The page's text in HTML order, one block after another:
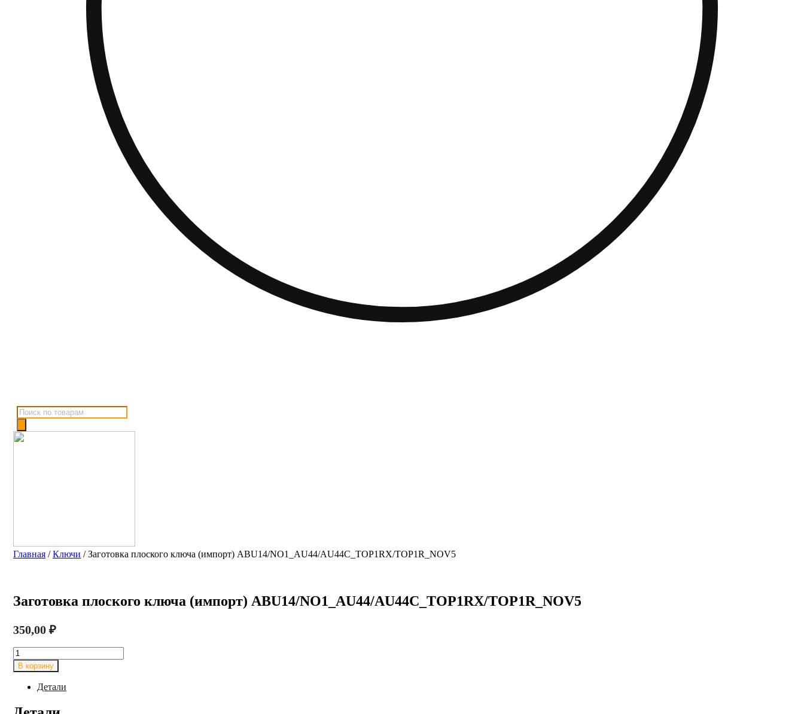
Поиск
товаров
Главная /Ключи / Заготовка плоского ключа (импорт) ABU14/NO1_AU44/AU44C_TOP1RX/TOP1R_NOV5
Заготовка плоского ключа (импорт) ABU14/NO1_AU44/AU44C_TOP1RX/TOP1R_NOV5
350,00 ₽
Количество
товара
Заготовка
плоского
ключа
(импорт)
В корзину
Детали